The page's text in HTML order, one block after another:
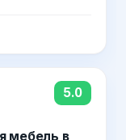
5.0
мебель в